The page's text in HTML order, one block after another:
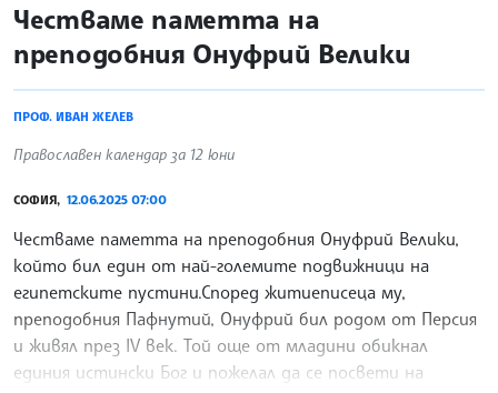
site.bta
Честваме паметта на
преподобния Онуфрий Велики
ПРОФ. ИВАН ЖЕЛЕВ
Православен календар за 12 юни
СОФИЯ, 12.06.2025 07:00
Честваме паметта на преподобния Онуфрий Велики,
който бил един от най-големите подвижници на
египетските пустини.Според житиеписеца му,
преподобния Пафнутий, Онуфрий бил родом от Персия
и живял през IV век. Той още от младини обикнал
единия истински Бог и пожелал да се посвети на